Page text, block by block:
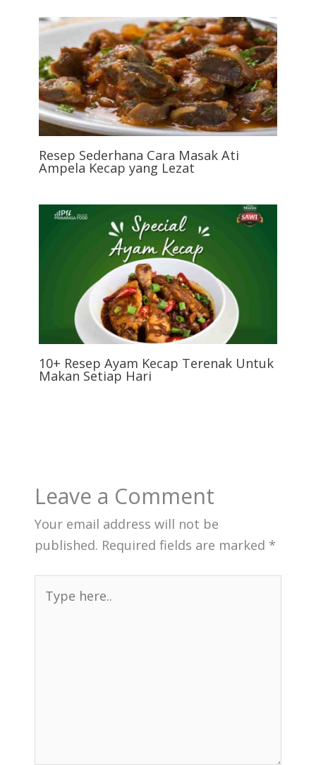
Resep Sederhana Cara Masak Ati
Ampela Kecap yang Lezat
10+ Resep Ayam Kecap Terenak Untuk
Makan Setiap Hari
Leave a Comment
Your email address will not be
published. Required fields are marked *
here..